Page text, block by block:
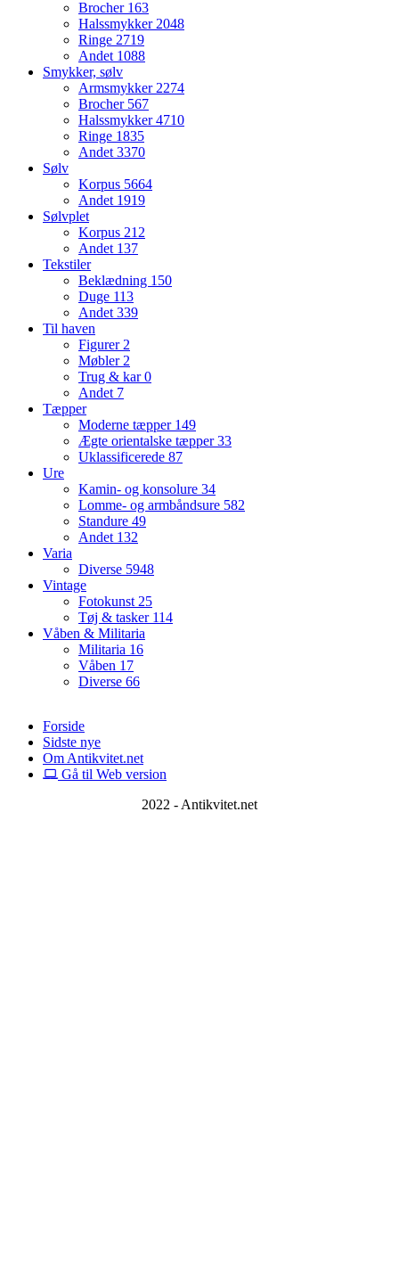
Brocher 163
Halssmykker2048
Ringe 2719
Andet 1088
Smykker, sølv
Armsmykker2274
Brocher 567
Halssmykker4710
Ringe 1835
Andet3370
Sølv
Korpus 5664
Andet 1919
Sølvplet
Korpus 212
Andet 137
Tekstiler
Beklædning 150
Duge 113
Andet339
Til haven
Figurer2
Møbler2
Trug & kar0
Andet 7
Tæpper
Moderne tæpper 149
Ægte orientalske tæpper33
Uklassificerede 87
Ure
Kamin- og konsolure 34
Lomme- og armbåndsure 582
Standure 49
Andet 132
Varia
Diverse 5948
Vintage
Fotokunst25
Tøj & tasker 114
Våben & Militaria
Militaria 16
Våben 17
Diverse 66
Forside
Sidste nye
Om Antikvitet.net
Gå til Web version
2022 - Antikvitet.net